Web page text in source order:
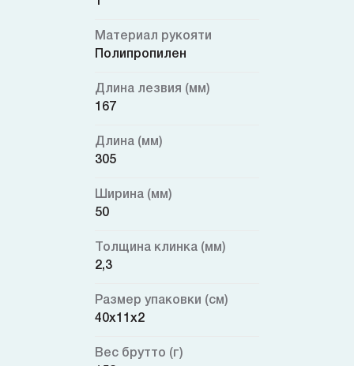
Материал рукояти
Полипропилен
Длина лезвия (мм)
167
Длина (мм)
305
Ширина (мм)
50
Толщина клинка (мм)
2,3
Размер упаковки (см)
40x11x2
Вес брутто (г)